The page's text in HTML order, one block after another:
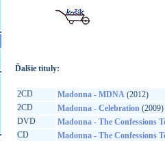
Ďalšie tituly:
2CD Madonna - MDNA(2012)
2CD
Madonna - Celebration(2009)
DVD
Madonna - The Confessions
CD
Madonna - The Confessions